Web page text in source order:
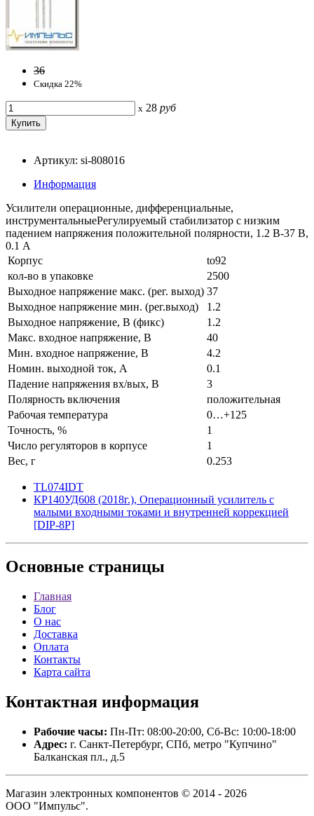
36
Скидка 22%
x 28 руб
Артикул: si-808016
Информация
Усилители операционные, дифференциальные,
инструментальныеРегулируемый стабилизатор с низким
падением напряжения положительной полярности, 1.2 В-37 В,
0.1 А
Корпус
to92
кол-во в упаковке
2500
Выходное напряжение макс. (рег. выход) 37
Выходное напряжение мин. (рег.выход)
1.2
Выходное напряжение, В (фикс)
1.2
Макс. входное напряжение, В
40
Мин. входное напряжение, В
4.2
Номин. выходной ток, А
0.1
Падение напряжения вх/вых, В
3
Полярность включения
положительная
Рабочая температура
0…+125
Точность, %
1
Число регуляторов в корпусе
1
Вес, г
0.253
TL074IDT
КР140УД608 (2018г.), Операционный усилитель с
малыми входными токами и внутренней коррекцией
[DIP-8P]
Основные страницы
Главная
Блог
О нас
Доставка
Оплата
Контакты
Карта сайта
Контактная информация
Рабочие часы: Пн-Пт: 08:00-20:00, Сб-Вс: 10:00-18:00
Адрес: г. Санкт-Петербург, СПб, метро "Купчино"
Балканская пл., д.5
Магазин электронных компонентов © 2014 - 2026
ООО "Импульс".